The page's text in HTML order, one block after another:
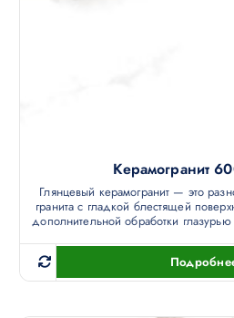
Керамогранит
Глянцевый керамогранит — это
гранита с гладкой блестящей
дополнительной обработки